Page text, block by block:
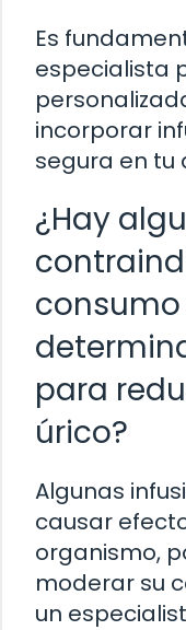
Es
especialista
incorporar
segura en tu
¿Hay
consumo
para
úrico?
Algunas
causar
organismo,
moderar su
un